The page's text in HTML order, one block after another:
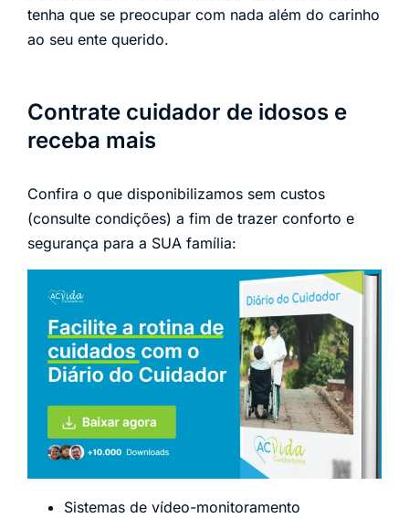
tenha que se preocupar com nada além do carinho
ao seu ente querido.
Contrate cuidador de idosos e
receba mais
Confira o que disponibilizamos sem custos
(consulte condições) a fim de trazer conforto e
segurança para a SUA família:
Sistemas de vídeo-monitoramento